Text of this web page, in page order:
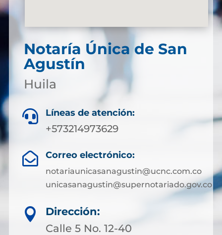
Notaría Única de San
Agustín
Huila
 Líneas de atención:
+573214973629
 Correo electrónico:
notariaunicasanagustin@ucnc.com.co
unicasanagustin@supernotariado.gov.co

Dirección:
Calle 5 No. 12-40